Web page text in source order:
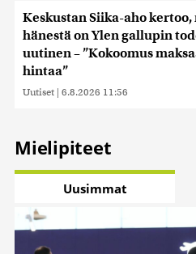
alan kumppaneillemme tietoja
sivustoamme. Kumppanimme
tietoja muihin tietoihin, joita
kerätty, kun olet käyttänyt
saatetaan myös siirtää
Keskustan Siika-aho kertoo,
hänestä on Ylen gallupin
uutinen – ”Kokoomus
hintaa”
Uutiset | 6.8.2026 11:56
Mielipiteet
Uusimmat